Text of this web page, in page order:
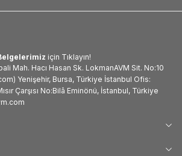
için Tıklayın!
Mah. Hacı Hasan Sk. LokmanAVM Sit. No:10
Yenişehir, Bursa, Türkiye İstanbul Ofis:
Çarşısı No:Bilâ Eminönü, İstanbul, Türkiye